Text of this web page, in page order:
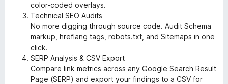
color-coded overlays.
Technical SEO Audits
No more digging through source code. Audit Schema
markup, hreflang tags, robots.txt, and Sitemaps in one
click.
SERP Analysis & CSV Export
Compare link metrics across any Google Search Result
Page (SERP) and export your findings to a CSV for